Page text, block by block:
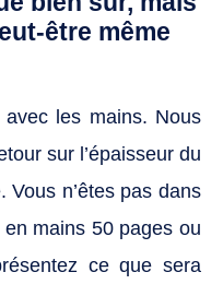
être même
les mains. Nous
sur l’épaisseur du
Vous n’êtes pas dans
mains 50 pages ou
ce que sera